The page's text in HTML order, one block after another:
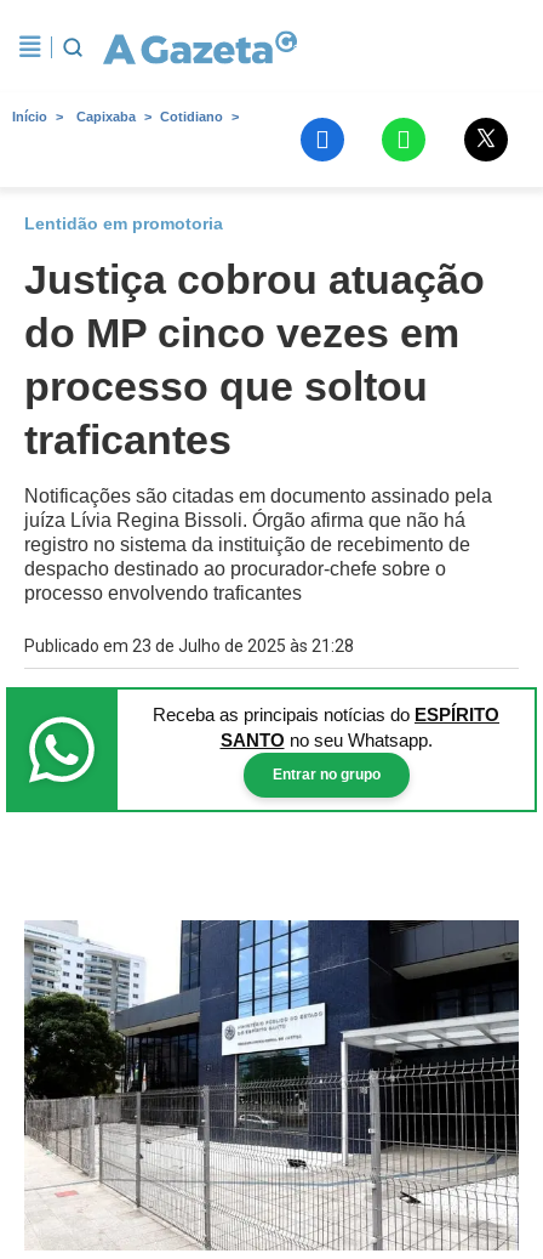
Início Capixaba Cotidiano
Lentidão em promotoria
Justiça cobrou atuação
do MP cinco vezes em
processo que soltou
traficantes
Notificações são citadas em documento assinado pela
juíza Lívia Regina Bissoli. Órgão afirma que não há
registro no sistema da instituição de recebimento de
despacho destinado ao procurador-chefe sobre o
processo envolvendo traficantes
Publicado em 23 de Julho de 2025 às 21:28
Receba as principais notícias do ESPÍRITO
SANTO no seu Whatsapp.
Entrar no grupo